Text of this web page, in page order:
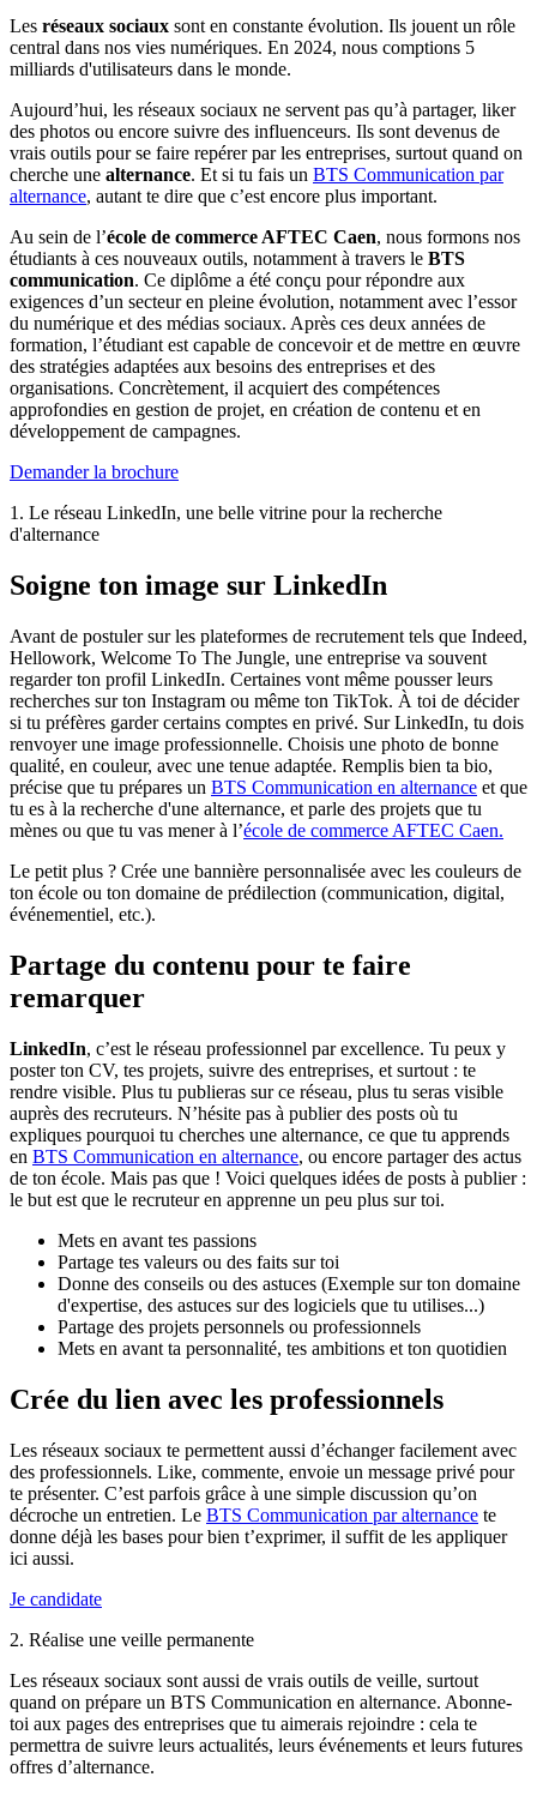
Les réseaux sociaux sont en constante évolution. Ils jouent un rôle
central dans nos vies numériques. En 2024, nous comptions 5
milliards d'utilisateurs dans le monde.
Aujourd’hui, les réseaux sociaux ne servent pas qu’à partager, liker
des photos ou encore suivre des influenceurs. Ils sont devenus de
vrais outils pour se faire repérer par les entreprises, surtout quand on
cherche une alternance. Et si tu fais un BTS Communication par
alternance, autant te dire que c’est encore plus important.
Au sein de l’école de commerce AFTEC Caen, nous formons nos
étudiants à ces nouveaux outils, notamment à travers le BTS
communication. Ce diplôme a été conçu pour répondre aux
exigences d’un secteur en pleine évolution, notamment avec l’essor
du numérique et des médias sociaux. Après ces deux années de
formation, l’étudiant est capable de concevoir et de mettre en œuvre
des stratégies adaptées aux besoins des entreprises et des
organisations. Concrètement, il acquiert des compétences
approfondies en gestion de projet, en création de contenu et en
développement de campagnes.
Demander la brochure
1. Le réseau LinkedIn, une belle vitrine pour la recherche
d'alternance
Soigne ton image sur LinkedIn
Avant de postuler sur les plateformes de recrutement tels que Indeed,
Hellowork, Welcome To The Jungle, une entreprise va souvent
regarder ton profil LinkedIn. Certaines vont même pousser leurs
recherches sur ton Instagram ou même ton TikTok. À toi de décider
si tu préfères garder certains comptes en privé. Sur LinkedIn, tu dois
renvoyer une image professionnelle. Choisis une photo de bonne
qualité, en couleur, avec une tenue adaptée. Remplis bien ta bio,
précise que tu prépares un BTS Communication en alternance et que
tu es à la recherche d'une alternance, et parle des projets que tu
mènes ou que tu vas mener à l’école de commerce AFTEC Caen.
Le petit plus ? Crée une bannière personnalisée avec les couleurs de
ton école ou ton domaine de prédilection (communication, digital,
événementiel, etc.).
Partage du contenu pour te faire
remarquer
LinkedIn, c’est le réseau professionnel par excellence. Tu peux y
poster ton CV, tes projets, suivre des entreprises, et surtout : te
rendre visible. Plus tu publieras sur ce réseau, plus tu seras visible
auprès des recruteurs. N’hésite pas à publier des posts où tu
expliques pourquoi tu cherches une alternance, ce que tu apprends
en BTS Communication en alternance, ou encore partager des actus
de ton école. Mais pas que ! Voici quelques idées de posts à publier :
le but est que le recruteur en apprenne un peu plus sur toi.
Mets en avant tes passions
Partage tes valeurs ou des faits sur toi
Donne des conseils ou des astuces (Exemple sur ton domaine
d'expertise, des astuces sur des logiciels que tu utilises...)
Partage des projets personnels ou professionnels
Mets en avant ta personnalité, tes ambitions et ton quotidien
Crée du lien avec les professionnels
Les réseaux sociaux te permettent aussi d’échanger facilement avec
des professionnels. Like, commente, envoie un message privé pour
te présenter. C’est parfois grâce à une simple discussion qu’on
décroche un entretien. Le BTS Communication par alternance te
donne déjà les bases pour bien t’exprimer, il suffit de les appliquer
ici aussi.
Je candidate
2. Réalise une veille permanente
Les réseaux sociaux sont aussi de vrais outils de veille, surtout
quand on prépare un BTS Communication en alternance. Abonne-
toi aux pages des entreprises que tu aimerais rejoindre : cela te
permettra de suivre leurs actualités, leurs événements et leurs futures
offres d’alternance.